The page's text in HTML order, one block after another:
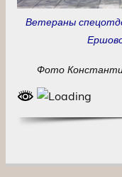
Ветераны
Фото